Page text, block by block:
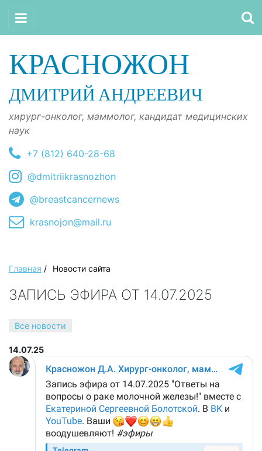
КРАСНОЖОН
ДМИТРИЙ АНДРЕЕВИЧ
хирург-онколог, маммолог, кандидат медицинских
наук
+7 (812) 640-28-68
@dmitriikrasnozhon
@breastcancernews
krasnojon@mail.ru
Главная / Новости сайта
ЗАПИСЬ ЭФИРА ОТ 14.07.2025
Все новости
14.07.25